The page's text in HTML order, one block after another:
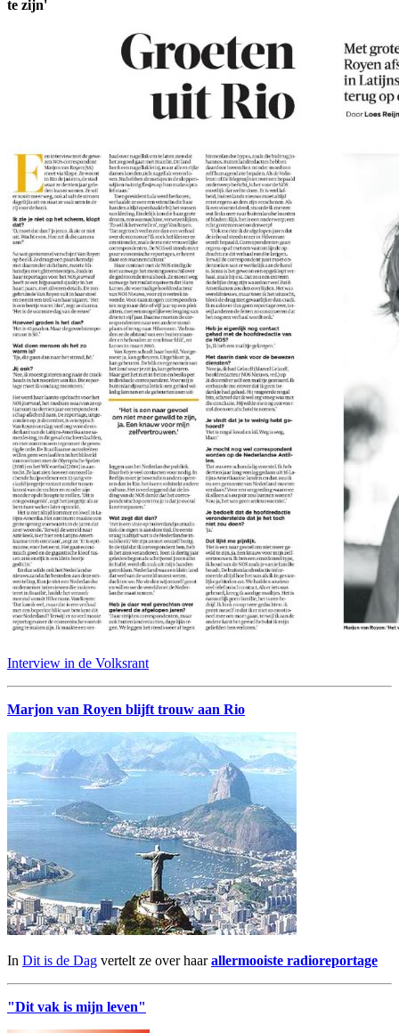
te zijn'
Interview in de Volksrant
Marjon van Royen blijft trouw aan Rio
In Dit is de Dag vertelt ze over haarallermooiste radioreportage
"Dit vak is mijn leven"